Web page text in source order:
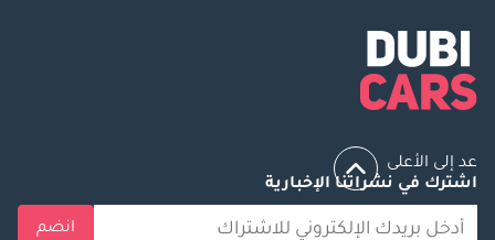
عد إلى الأعلى
اشترك في نشراتنا الإخبارية
انضم